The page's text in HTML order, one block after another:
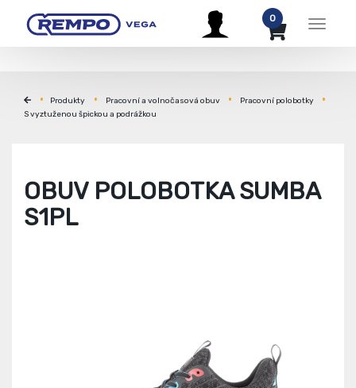
Menu
0
Produkty Pracovní a volnočasová obuv
Pracovní polobotky
S vyztuženou špickou a podrážkou
OBUV POLOBOTKA SUMBA
S1PL